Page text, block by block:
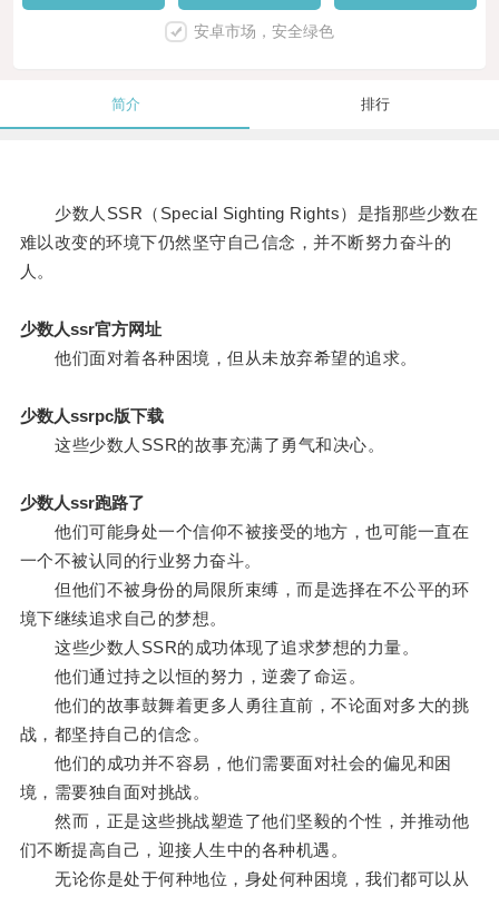
安卓市场，安全绿色
简介 排行
少数人SSR（Special Sighting Rights）是指那些少数在
难以改变的环境下仍然坚守自己信念，并不断努力奋斗的
人。
少数人ssr官方网址
他们面对着各种困境，但从未放弃希望的追求。
少数人ssrpc版下载
这些少数人SSR的故事充满了勇气和决心。
少数人ssr跑路了
他们可能身处一个信仰不被接受的地方，也可能一直在
一个不被认同的行业努力奋斗。
但他们不被身份的局限所束缚，而是选择在不公平的环
境下继续追求自己的梦想。
这些少数人SSR的成功体现了追求梦想的力量。
他们通过持之以恒的努力，逆袭了命运。
他们的故事鼓舞着更多人勇往直前，不论面对多大的挑
战，都坚持自己的信念。
他们的成功并不容易，他们需要面对社会的偏见和困
境，需要独自面对挑战。
然而，正是这些挑战塑造了他们坚毅的个性，并推动他
们不断提高自己，迎接人生中的各种机遇。
无论你是处于何种地位，身处何种困境，我们都可以从